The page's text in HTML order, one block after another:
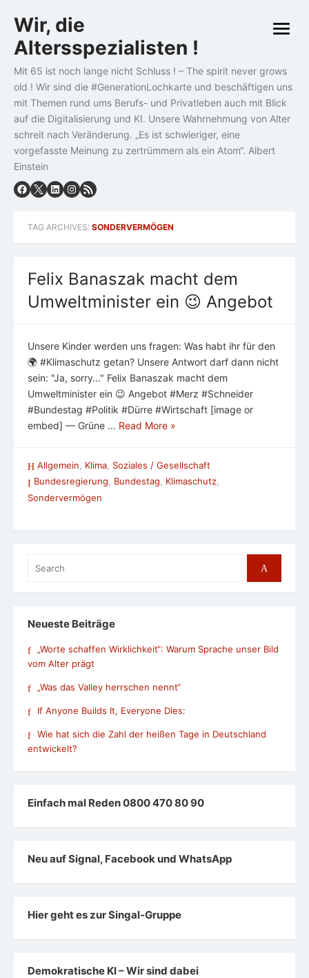
to
content
Wir, die
Altersspezialisten !
Mit 65 ist noch lange nicht Schluss ! – The spirit never grows
old ! Wir sind die #GenerationLochkarte und beschäftigen uns
mit Themen rund ums Berufs- und Privatleben auch mit Blick
auf die Digitalisierung und KI. Unsere Wahrnehmung von Alter
schreit nach Veränderung. „Es ist schwieriger, eine
vorgefasste Meinung zu zertrümmern als ein Atom“. Albert
Einstein
open
TAG ARCHIVES: SONDERVERMÖGEN
Felix Banaszak macht dem
Umweltminister ein 😉 Angebot
Unsere Kinder werden uns fragen: Was habt ihr für den
🌍 #Klimaschutz getan? Unsere Antwort darf dann nicht
sein: "Ja, sorry…" Felix Banaszak macht dem
Umweltminister ein 😉 Angebot #Merz #Schneider
#Bundestag #Politik #Dürre #Wirtschaft [image or
embed] — Grüne … Read More »
Allgemein Klima Soziales / Gesellschaft
Bundesregierung, Bundestag, Klimaschutz,
Sondervermögen
for:
Search
Neueste Beiträge
„Worte schaffen Wirklichkeit“: Warum Sprache unser Bild
vom Alter prägt
„Was das Valley herrschen nennt“
If Anyone Builds It, Everyone Dies:
Wie hat sich die Zahl der heißen Tage in Deutschland
entwickelt?
Einfach mal Reden 0800 470 80 90
Neu auf Signal, Facebook und WhatsApp
Hier geht es zur Singal-Gruppe
Demokratische KI – Wir sind dabei